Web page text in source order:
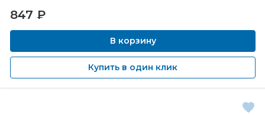
847 ₽
В корзину
Купить в один клик